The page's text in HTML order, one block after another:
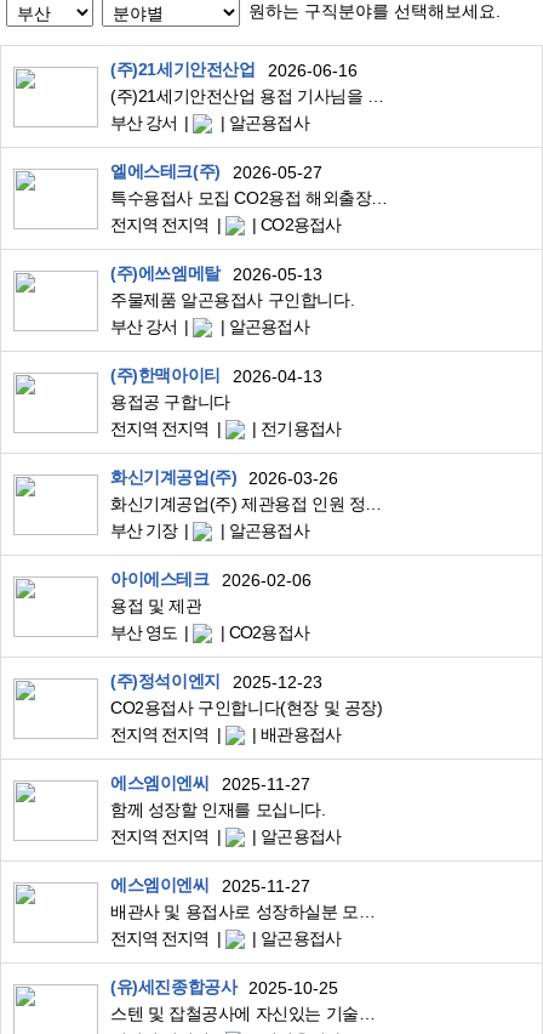
원하는 구직분야를 선택해보세요.
(주)21세기안전산업
2026-06-16
부산 강서
알곤용접사
엘에스테크(주)
2026-05-27
특수용접사 모집 CO2용접 해외출장(미국 텍사스)
전지역 전지역
CO2용접사
(주)에쓰엠메탈
2026-05-13
주물제품 알곤용접사 구인합니다.
부산 강서
알곤용접사
(주)한맥아이티
2026-04-13
용접공 구합니다
전지역 전지역
전기용접사
화신기계공업(주)
2026-03-26
부산 기장
알곤용접사
아이에스테크
2026-02-06
용접 및 제관
부산 영도
CO2용접사
(주)정석이엔지
2025-12-23
CO2용접사 구인합니다(현장 및 공장)
전지역 전지역
배관용접사
에스엠이엔씨
2025-11-27
함께 성장할 인재를 모십니다.
전지역 전지역
알곤용접사
에스엠이엔씨
2025-11-27
전지역 전지역
알곤용접사
(유)세진종합공사
2025-10-25